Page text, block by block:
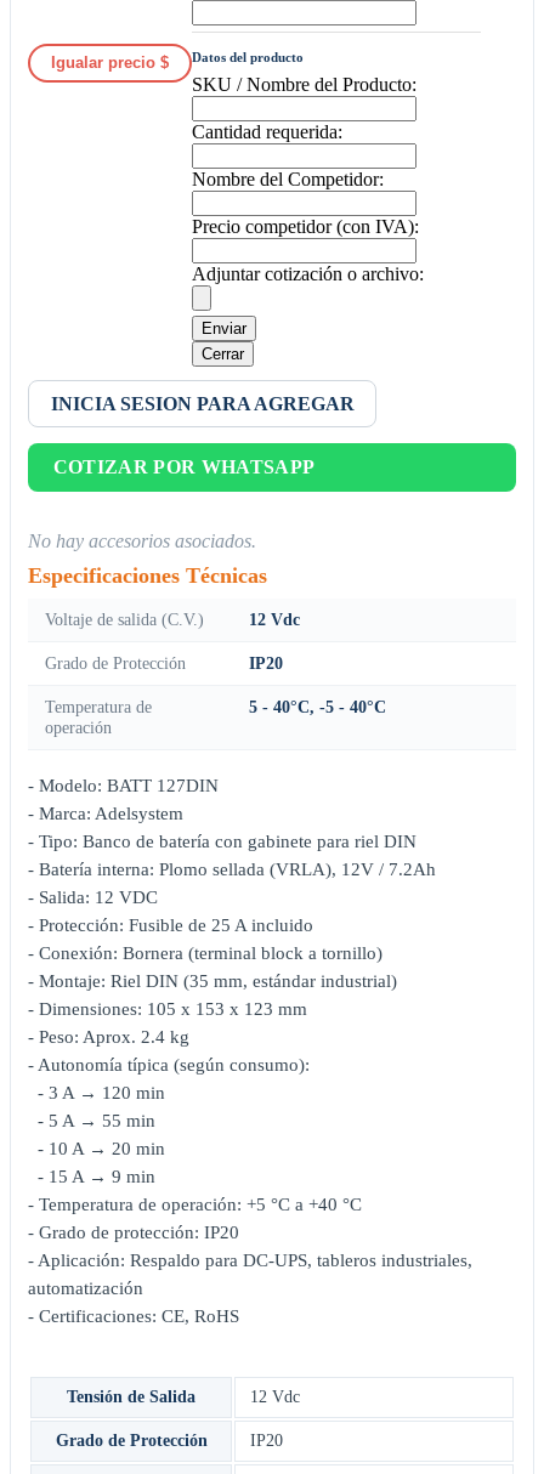
Igualar precio $ Datos del producto
SKU / Nombre del Producto:
Cantidad requerida:
Nombre del Competidor:
Precio competidor (con IVA):
Adjuntar cotización o archivo:
Enviar
Cerrar
INICIA SESION PARA AGREGAR
COTIZAR POR WHATSAPP
No hay accesorios asociados.
Especificaciones Técnicas
Voltaje de salida (C.V.) 12 Vdc
Grado de Protección IP20
Temperatura de
operación
5 - 40°C, -5 - 40°C
- Modelo: BATT 127DIN
- Marca: Adelsystem
- Tipo: Banco de batería con gabinete para riel DIN
- Batería interna: Plomo sellada (VRLA), 12V / 7.2Ah
- Salida: 12 VDC
- Protección: Fusible de 25 A incluido
- Conexión: Bornera (terminal block a tornillo)
- Montaje: Riel DIN (35 mm, estándar industrial)
- Dimensiones: 105 x 153 x 123 mm
- Peso: Aprox. 2.4 kg
- Autonomía típica (según consumo):
- 3 A → 120 min
- 5 A → 55 min
- 10 A → 20 min
- 15 A → 9 min
- Temperatura de operación: +5 °C a +40 °C
- Grado de protección: IP20
- Aplicación: Respaldo para DC-UPS, tableros industriales,
automatización
- Certificaciones: CE, RoHS
Tensión de Salida 12 Vdc
Grado de Protección IP20